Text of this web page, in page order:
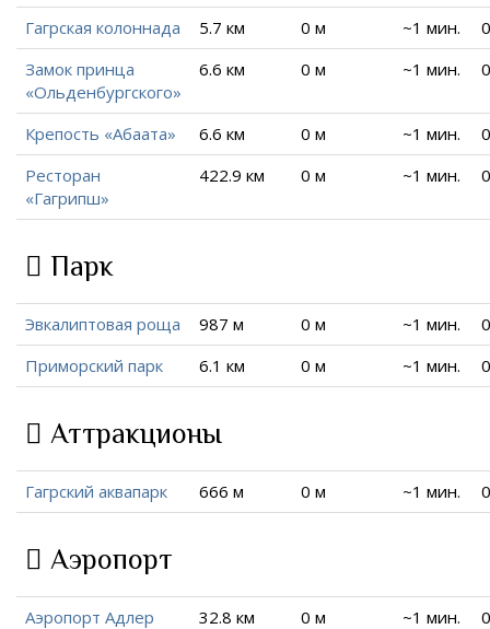
Гагрская колоннада 5.7 км 0 м ~1 мин.
Замок принца
«Ольденбургского»
6.6 км 0 м ~1 мин.
Крепость «Абаата» 6.6 км 0 м ~1 мин.
Ресторан
«Гагрипш»
422.9 км 0 м ~1 мин.
Парк
Эвкалиптовая роща 987 м 0 м ~1 мин.
Приморский парк
6.1 км 0 м ~1 мин.
Аттракционы
Гагрский аквапарк 666 м 0 м ~1 мин.
Аэропорт
Аэропорт Адлер 32.8 км 0 м ~1 мин.